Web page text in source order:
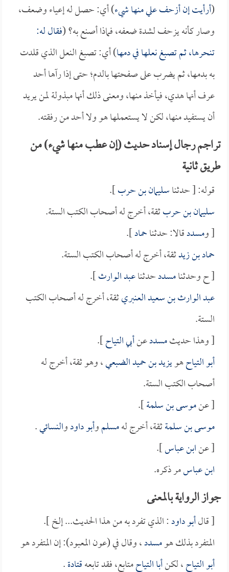
(أرأيت إن أزحف علي منها شيء) أي: حصل له إعياء وضعف،
وصار كأنه يزحف لشدة ضعفه، فماذا أصنع به؟ (فقال له:
تنحرها، ثم تصبغ نعلها في دمها) أي: تصبغ النعل الذي قلدت
به بدمها، ثم يضرب على صفحتها بالدم؛ حتى إذا رآها أحد
عرف أنها هدي، فيأخذ منها، ومعنى ذلك أنها مبذولة لمن يريد
أن يستفيد منها، لكن لا يستعملها هو ولا أحد من رفقته.
تراجم رجال إسناد حديث (إن عطب منها شيء) من
طريق ثانية
قوله: [ حدثناسليمان بن حرب].
سليمان بن حربثقة، أخرج له أصحاب الكتب الستة.
[ ومسددقالا: حدثناحماد].
حماد بن زيدثقة، أخرج له أصحاب الكتب الستة.
[ ح وحدثنامسددحدثناعبد الوارث].
عبد الوارث بن سعيد العنبريثقة، أخرج له أصحاب الكتب
الستة.
[ وهذا حديثمسددعنأبي التياح].
أبو التياحهويزيد بن حميد الضبعي، وهو ثقة، أخرج له
أصحاب الكتب الستة.
[ عنموسى بن سلمة].
موسى بن سلمةثقة، أخرج لهمسلموأبو داودوالنسائي.
[ عنابن عباس].
ابن عباسمر ذكره.
جواز الرواية بالمعنى
[ قالأبو داود: الذي تفرد به من هذا الحديث... إلخ ].
المتفرد بذلك هومسدد، وقال في (عون المعبود): إن المتفرد هو
أبو التياح، لكنأبا التياحمتابع، فقد تابعهقتادة.